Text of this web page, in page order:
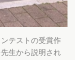
テストの受賞作
生から説明され